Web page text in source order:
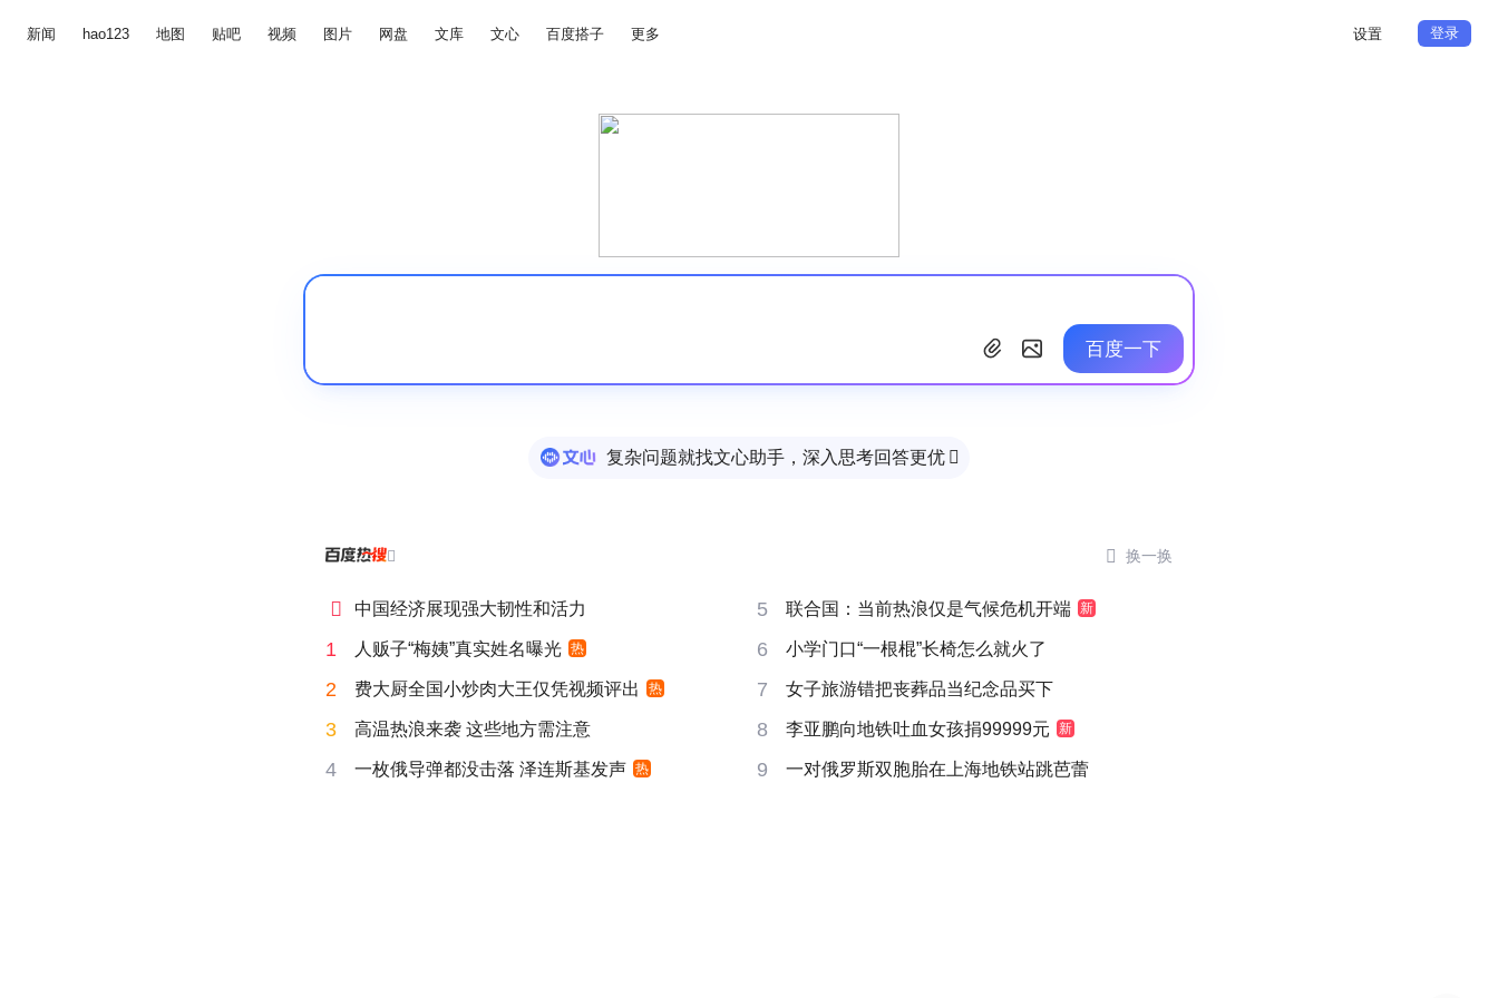
新闻 hao123 地图 贴吧 视频 图片 网盘 文库 文心 百度搭子 更多 设置 登录
百度一下
复杂问题就找文心助手，深入思考回答更优 
  换一换
 中国经济展现强大韧性和活力 5 联合国：当前热浪仅是气候危机开端 新
1 人贩子“梅姨”真实姓名曝光 热 6 小学门口“一根棍”长椅怎么就火了
2 费大厨全国小炒肉大王仅凭视频评出 热 7 女子旅游错把丧葬品当纪念品买下
3 高温热浪来袭 这些地方需注意 8 李亚鹏向地铁吐血女孩捐99999元 新
4 一枚俄导弹都没击落 泽连斯基发声 热 9 一对俄罗斯双胞胎在上海地铁站跳芭蕾